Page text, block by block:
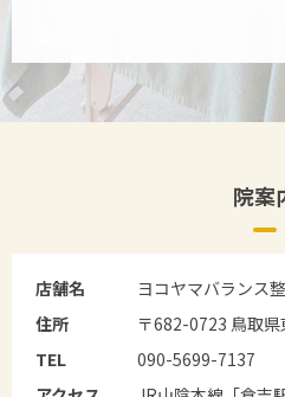
院案
店舗名
ヨコヤマバランス
住所
〒682-0723 鳥取
TEL
090-5699-7137